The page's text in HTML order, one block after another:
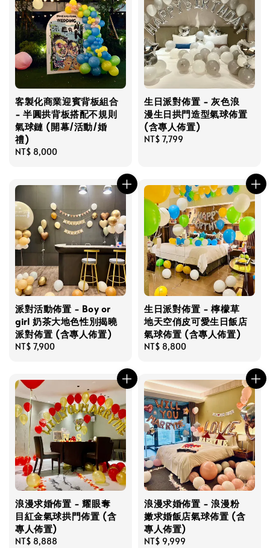
客製化商業迎賓背板組合
- 半圓拱背板搭配不規則
氣球鏈 (開幕/活動/婚
禮)
Regular
NT$ 8,000
生日派對佈置 - 灰色浪
漫生日拱門造型氣球佈置
(含專人佈置)
Regular
NT$ 7,799
派對活動佈置 - Boy or
girl 奶茶大地色性別揭曉
派對佈置 (含專人佈置)
Regular
NT$ 7,900
生日派對佈置 - 檸檬草
地天空俏皮可愛生日飯店
氣球佈置 (含專人佈置)
Regular
NT$ 8,800
浪漫求婚佈置 - 耀眼奪
目紅金氣球拱門佈置 (含
專人佈置)
Regular
NT$ 8,888
浪漫求婚佈置 - 浪漫粉
嫩求婚飯店氣球佈置 (含
專人佈置)
Regular
NT$ 9,999